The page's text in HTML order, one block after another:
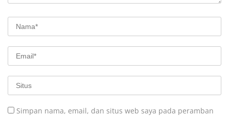
Simpan nama, email, dan situs web saya pada peramban